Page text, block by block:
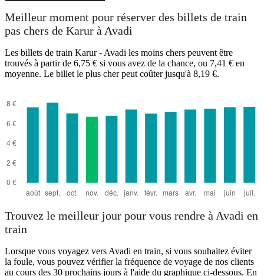
Meilleur moment pour réserver des billets de train
pas chers de Karur à Avadi
Les billets de train Karur - Avadi les moins chers peuvent être
trouvés à partir de 6,75 € si vous avez de la chance, ou 7,41 € en
moyenne. Le billet le plus cher peut coûter jusqu'à 8,19 €.
Trouvez le meilleur jour pour vous rendre à Avadi en
train
Lorsque vous voyagez vers Avadi en train, si vous souhaitez éviter
la foule, vous pouvez vérifier la fréquence de voyage de nos clients
au cours des 30 prochains jours à l'aide du graphique ci-dessous. En